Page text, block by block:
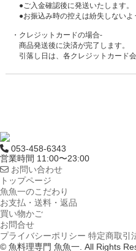
●ご入金確認後に発送いたします。
●お振込み時の控えは紛失しないよ
・クレジットカードの場合-
商品発送後に決済が完了します。
引落し日は、各クレジットカード
053-458-6343
営業時間 11:00〜23:00
お問い合わせ
トップページ
魚魚一のこだわり
お支払・送料・返品
買い物かご
お問合せ
プライバシーポリシー 特定商取引
© 魚料理専門 魚魚一. All Rights